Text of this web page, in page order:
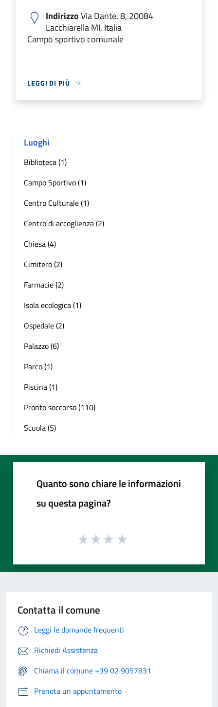
IndirizzoVia Dante, 8, 20084
Lacchiarella MI, Italia
Campo sportivo comunale
LEGGI DI PIÙ
Luoghi
Biblioteca (1)
Campo Sportivo (1)
Centro Culturale (1)
Centro di accoglienza (2)
Chiesa (4)
Cimitero (2)
Farmacie (2)
Isola ecologica (1)
Ospedale (2)
Palazzo (6)
Parco (1)
Piscina (1)
Pronto soccorso (110)
Scuola (5)
Quanto sono chiare le informazioni
su questa pagina?
Contatta il comune
Leggi le domande frequenti
Richiedi Assistenza
Chiama il comune +39 02 9057831
Prenota un appuntamento